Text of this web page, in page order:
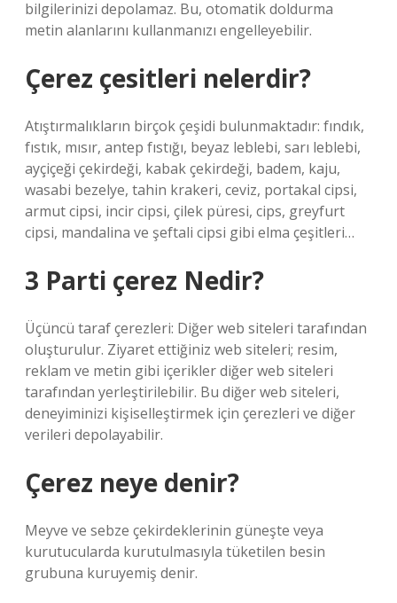
bilgilerinizi depolamaz. Bu, otomatik doldurma
metin alanlarını kullanmanızı engelleyebilir.
Çerez çesitleri nelerdir?
Atıştırmalıkların birçok çeşidi bulunmaktadır: fındık,
fıstık, mısır, antep fıstığı, beyaz leblebi, sarı leblebi,
ayçiçeği çekirdeği, kabak çekirdeği, badem, kaju,
wasabi bezelye, tahin krakeri, ceviz, portakal cipsi,
armut cipsi, incir cipsi, çilek püresi, cips, greyfurt
cipsi, mandalina ve şeftali cipsi gibi elma çeşitleri…
3 Parti çerez Nedir?
Üçüncü taraf çerezleri: Diğer web siteleri tarafından
oluşturulur. Ziyaret ettiğiniz web siteleri; resim,
reklam ve metin gibi içerikler diğer web siteleri
tarafından yerleştirilebilir. Bu diğer web siteleri,
deneyiminizi kişiselleştirmek için çerezleri ve diğer
verileri depolayabilir.
Çerez neye denir?
Meyve ve sebze çekirdeklerinin güneşte veya
kurutucularda kurutulmasıyla tüketilen besin
grubuna kuruyemiş denir.